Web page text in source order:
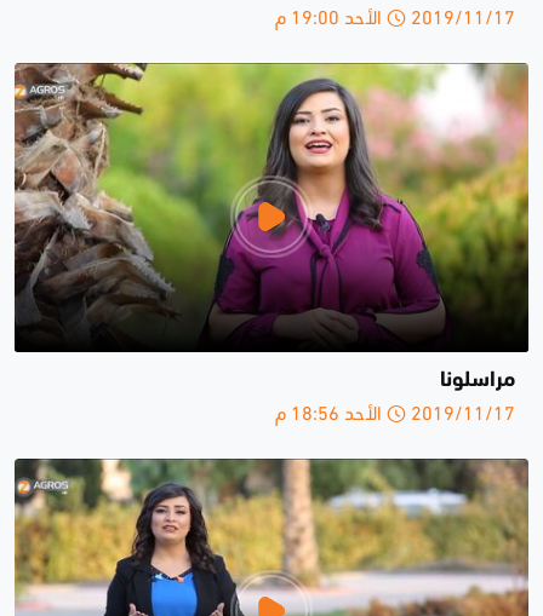
2019/11/17 الأحد 19:00 م
مراسلونا
2019/11/17 الأحد 18:56 م